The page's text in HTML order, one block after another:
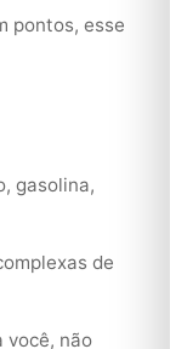
pontos, esse
gasolina,
de
você, não